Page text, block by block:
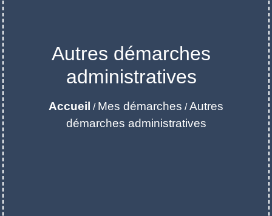
Autres démarches
administratives
Accueil / Mes démarches /Autres
démarches administratives